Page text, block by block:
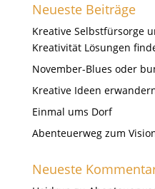
Neueste Beiträge
Kreative Selbstfürsorge
Kreativität Lösungen
November-Blues oder
Kreative Ideen
Einmal ums Dorf
Abenteuerweg zum
Neueste